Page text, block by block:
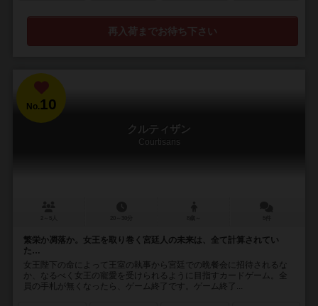
再入荷までお待ち下さい
No. 10
クルティザン
Courtisans
繁栄か凋落か。女王を取り巻く宮廷人の未来は、全て計算されてい
た…
女王陛下の命によって王室の執事から宮廷での晩餐会に招待されるな
か、なるべく女王の寵愛を受けられるように目指すカードゲーム。全
員の手札が無くなったら、ゲーム終了です。ゲーム終了...